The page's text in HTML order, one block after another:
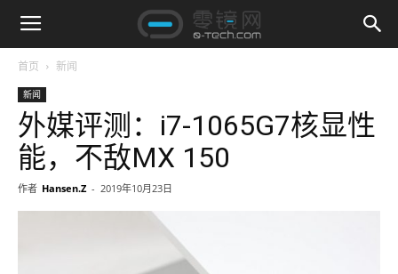
首页 新闻
新闻
外媒评测：i7-1065G7核显性
能，不敌MX 150
作者 Hansen.Z - 2019年10月23日